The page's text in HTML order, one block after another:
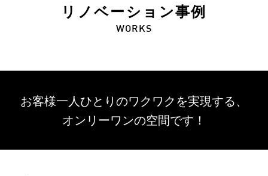
リノベーション事例
WORKS
お客様一人ひとりのワクワクを実現する、
オンリーワンの空間です！